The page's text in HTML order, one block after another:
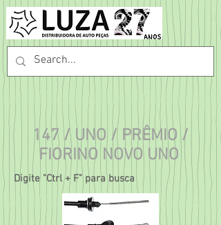
147 / UNO / PRÊMIO /
FIORINO NOVO UNO
Digite "Ctrl + F" para busca